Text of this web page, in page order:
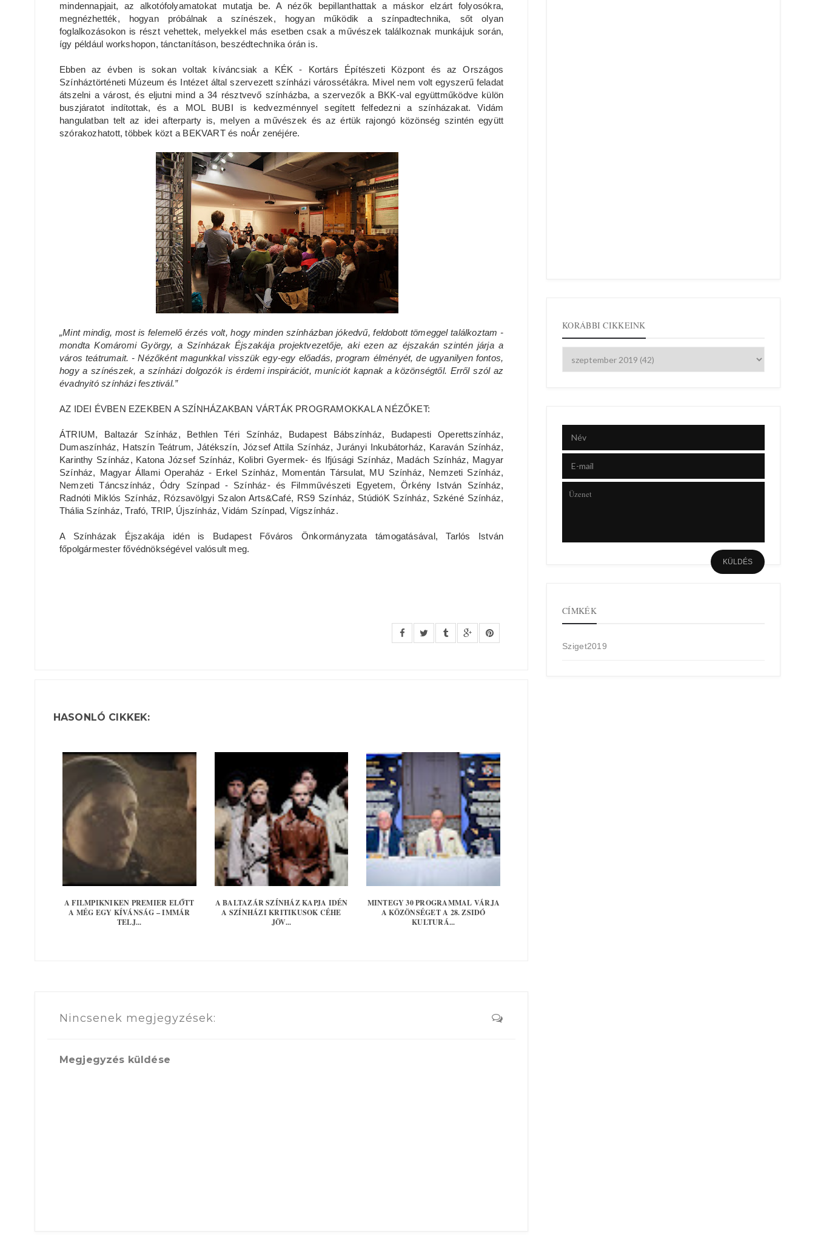
mindennapjait, az alkotófolyamatokat mutatja be. A nézők bepillanthattak a máskor elzárt folyosókra,
megnézhették, hogyan próbálnak a színészek, hogyan működik a színpadtechnika, sőt olyan
foglalkozásokon is részt vehettek, melyekkel más esetben csak a művészek találkoznak munkájuk során,
így például workshopon, tánctanításon, beszédtechnika órán is.
Ebben az évben is sokan voltak kíváncsiak a KÉK - Kortárs Építészeti Központ és az Országos
Színháztörténeti Múzeum és Intézet által szervezett színházi várossétákra. Mivel nem volt egyszerű feladat
átszelni a várost, és eljutni mind a 34 résztvevő színházba, a szervezők a BKK-val együttműködve külön
buszjáratot indítottak, és a MOL BUBI is kedvezménnyel segített felfedezni a színházakat. Vidám
hangulatban telt az idei afterparty is, melyen a művészek és az értük rajongó közönség szintén együtt
szórakozhatott, többek közt a BEKVART és noÁr zenéjére.
„Mint mindig, most is felemelő érzés volt, hogy minden színházban jókedvű, feldobott tömeggel találkoztam -
mondta Komáromi György, a Színházak Éjszakája projektvezetője, aki ezen az éjszakán szintén járja a
város teátrumait. - Nézőként magunkkal visszük egy-egy előadás, program élményét, de ugyanilyen fontos,
hogy a színészek, a színházi dolgozók is érdemi inspirációt, muníciót kapnak a közönségtől. Erről szól az
évadnyitó színházi fesztivál.”
AZ IDEI ÉVBEN EZEKBEN A SZÍNHÁZAKBAN VÁRTÁK PROGRAMOKKAL A NÉZŐKET:
ÁTRIUM, Baltazár Színház, Bethlen Téri Színház, Budapest Bábszínház, Budapesti Operettszínház,
Dumaszínház, Hatszín Teátrum, Játékszín, József Attila Színház, Jurányi Inkubátorház, Karaván Színház,
Karinthy Színház, Katona József Színház, Kolibri Gyermek- és Ifjúsági Színház, Madách Színház, Magyar
Színház, Magyar Állami Operaház - Erkel Színház, Momentán Társulat, MU Színház, Nemzeti Színház,
Nemzeti Táncszínház, Ódry Színpad - Színház- és Filmművészeti Egyetem, Örkény István Színház,
Radnóti Miklós Színház, Rózsavölgyi Szalon Arts&Café, RS9 Színház, StúdióK Színház, Szkéné Színház,
Thália Színház, Trafó, TRIP, Újszínház, Vidám Színpad, Vígszínház.
A Színházak Éjszakája idén is Budapest Főváros Önkormányzata támogatásával, Tarlós István
főpolgármester fővédnökségével valósult meg.
HASONLÓ CIKKEK:
A FILMPIKNIKEN PREMIER ELŐTT
A MÉG EGY KÍVÁNSÁG – IMMÁR
TELJ...
A BALTAZÁR SZÍNHÁZ KAPJA IDÉN
A SZÍNHÁZI KRITIKUSOK CÉHE
JÖV...
MINTEGY 30 PROGRAMMAL VÁRJA
A KÖZÖNSÉGET A 28. ZSIDÓ
KULTURÁ...
Nincsenek megjegyzések:
Megjegyzés küldése
KORÁBBI CIKKEINK
CÍMKÉK
Sziget2019